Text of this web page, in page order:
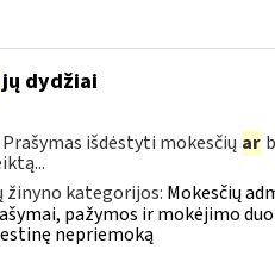
dydžiai
išdėstyti mokesčių ar
žinyno kategorijos: Mokesčių
pažymos ir mokėjimo
nepriemoką